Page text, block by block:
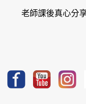
老師課後真心分